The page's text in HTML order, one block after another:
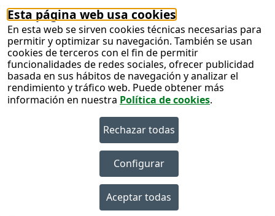
Esta página web usa cookies
En esta web se sirven cookies técnicas necesarias para
permitir y optimizar su navegación. También se usan
cookies de terceros con el fin de permitir
funcionalidades de redes sociales, ofrecer publicidad
basada en sus hábitos de navegación y analizar el
rendimiento y tráfico web. Puede obtener más
información en nuestra Política de cookies.